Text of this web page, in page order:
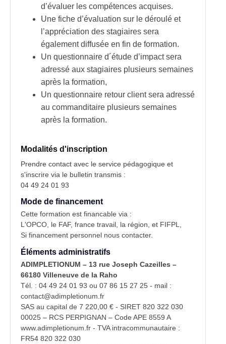
d’évaluer les compétences acquises.
Une fiche d’évaluation sur le déroulé et
l’appréciation des stagiaires sera
également diffusée en fin de formation.
Un questionnaire d´étude d’impact sera
adressé aux stagiaires plusieurs semaines
après la formation,
Un questionnaire retour client sera adressé
au commanditaire plusieurs semaines
après la formation.
Modalités d'inscription
Prendre contact avec le service pédagogique et
s'inscrire via le bulletin transmis :
04 49 24 01 93
Mode de financement
Cette formation est financable via :
L'OPCO, le FAF, france travail, la région, et FIFPL,
Si financement personnel nous contacter.
Éléments administratifs
ADIMPLETIONUM – 13 rue Joseph Cazeilles –
66180 Villeneuve de la Raho
Tél. : 04 49 24 01 93 ou 07 86 15 27 25 - mail :
contact@adimpletionum.fr
SAS au capital de 7 220,00 € - SIRET 820 322 030
00025 – RCS PERPIGNAN – Code APE 8559 A
www.adimpletionum.fr - TVA intracommunautaire :
FR54 820 322 030